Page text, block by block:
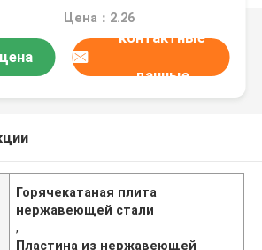
Цена：2.26
контактные
данные
Горячекатаная плита
нержавеющей стали
,
Пластина из нержавеющей